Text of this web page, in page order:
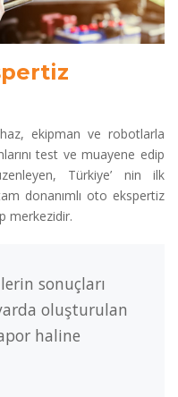
ekipman ve robotlarla
test ve muayene edip
Türkiye’ nin ilk
donanımlı oto ekspertiz
merkezidir.
sonuçları
oluşturulan
haline